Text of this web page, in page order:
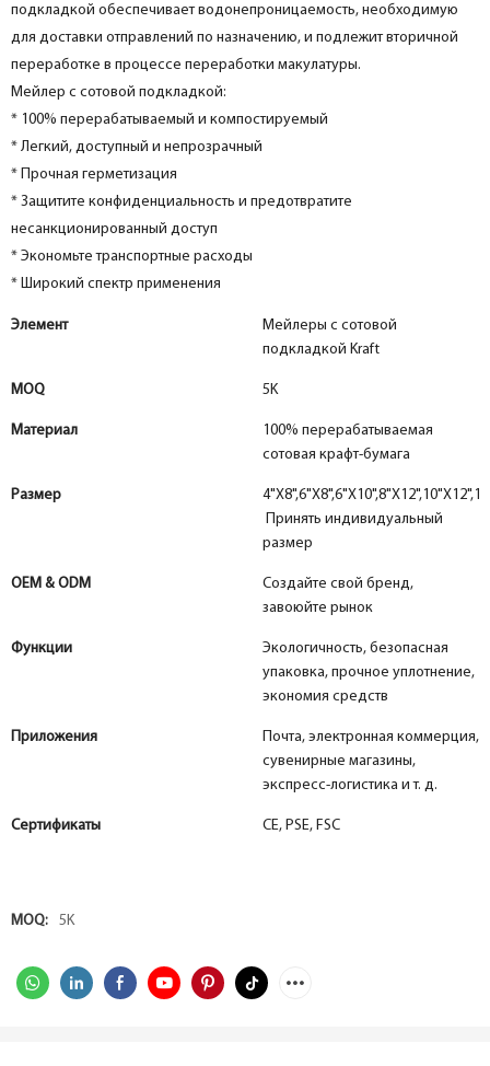
подкладкой обеспечивает водонепроницаемость, необходимую
для доставки отправлений по назначению, и подлежит вторичной
переработке в процессе переработки макулатуры.
Мейлер с сотовой подкладкой:
* 100% перерабатываемый и компостируемый
* Легкий, доступный и непрозрачный
* Прочная герметизация
* Защитите конфиденциальность и предотвратите
несанкционированный доступ
* Экономьте транспортные расходы
* Широкий спектр применения
Элемент
Мейлеры с сотовой
подкладкой Kraft
MOQ 5K
Материал
100% перерабатываемая
сотовая крафт-бумага
Размер
Принять индивидуальный
размер
OEM & ODM
Создайте свой бренд,
завоюйте рынок
Функции
Экологичность, безопасная
упаковка, прочное уплотнение,
экономия средств
Приложения
Почта, электронная коммерция,
сувенирные магазины,
экспресс-логистика и т. д.
Сертификаты CE, PSE, FSC
MOQ: 5K